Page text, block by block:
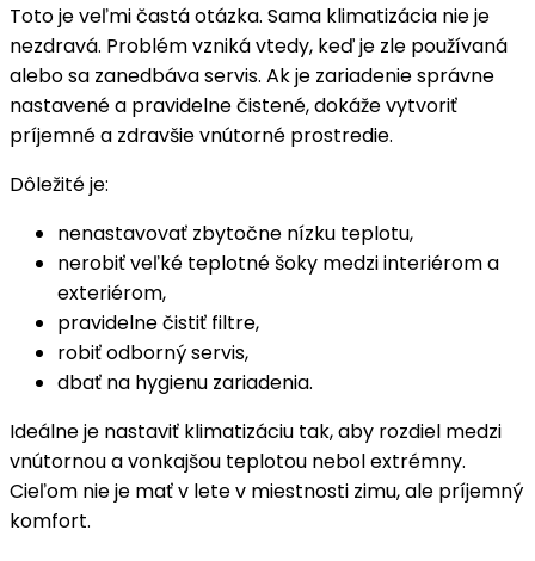
Toto je veľmi častá otázka. Sama klimatizácia nie je
nezdravá. Problém vzniká vtedy, keď je zle používaná
alebo sa zanedbáva servis. Ak je zariadenie správne
nastavené a pravidelne čistené, dokáže vytvoriť
príjemné a zdravšie vnútorné prostredie.
Dôležité je:
nenastavovať zbytočne nízku teplotu,
nerobiť veľké teplotné šoky medzi interiérom a
exteriérom,
pravidelne čistiť filtre,
robiť odborný servis,
dbať na hygienu zariadenia.
Ideálne je nastaviť klimatizáciu tak, aby rozdiel medzi
vnútornou a vonkajšou teplotou nebol extrémny.
Cieľom nie je mať v lete v miestnosti zimu, ale príjemný
komfort.